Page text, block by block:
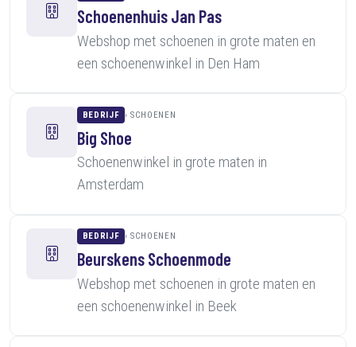
Schoenenhuis Jan Pas
Webshop met schoenen in grote maten en
een schoenenwinkel in Den Ham
BEDRIJF SCHOENEN
Big Shoe
Schoenenwinkel in grote maten in
Amsterdam
BEDRIJF SCHOENEN
Beurskens Schoenmode
Webshop met schoenen in grote maten en
een schoenenwinkel in Beek